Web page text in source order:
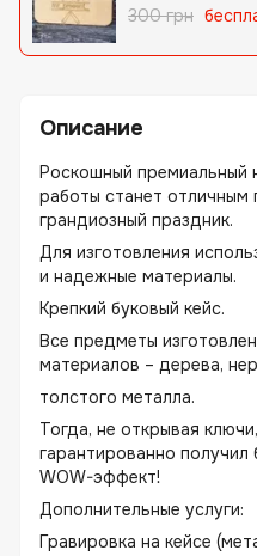
300 грн
Описание
Роскошный премиальный
работы станет
грандиозный праздник.
Для изготовления
и надежные материалы.
Крепкий буковый кейс.
Все предметы
материалов – дерева,
толстого металла.
Тогда, не открывая
гарантированно
WOW-эффект!
Дополнительные услуги:
Гравировка на кейсе